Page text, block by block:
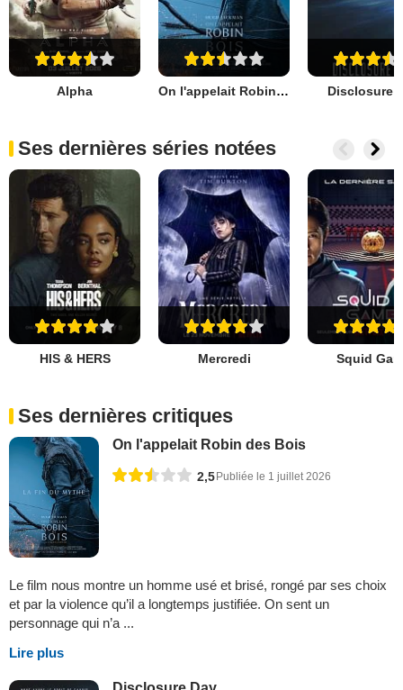
Alpha On l'appelait Robin des Bois Disclosure
Ses dernières séries notées
HIS & HERS Mercredi Squid
Ses dernières critiques
On l'appelait Robin des Bois
2,5 Publiée le 1 juillet 2026
Le film nous montre un homme usé et brisé, rongé par ses choix
et par la violence qu’il a longtemps justifiée. On sent un
personnage qui n’a ...
Lire plus